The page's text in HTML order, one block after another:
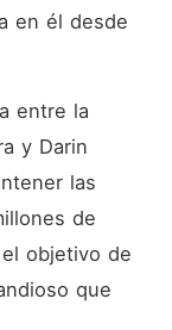
en él desde
entre la
y Darin
las
de
objetivo de
que